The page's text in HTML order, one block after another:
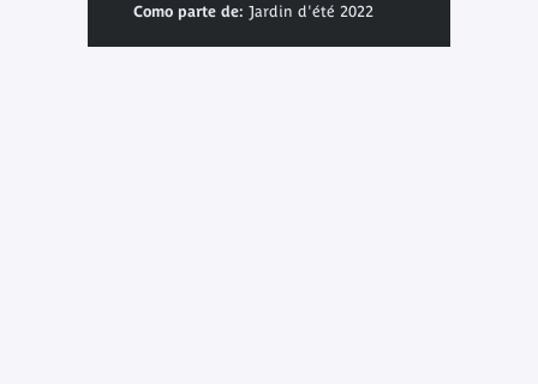
Como parte de: Jardin d'été 2022